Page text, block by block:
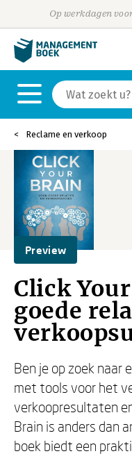
Op werkdagen
Reclame en verkoop
Preview
Click
goede
Ben je op zoek naar
met tools voor het
verkoopresultaten
Brain is anders dan
boek biedt een